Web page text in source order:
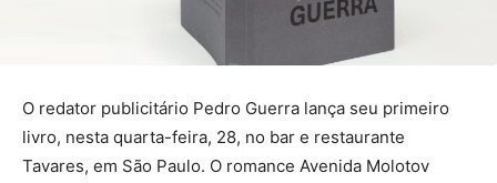
O redator publicitário Pedro Guerra lança seu primeiro
livro, nesta quarta-feira, 28, no bar e restaurante
Tavares, em São Paulo. O romance Avenida Molotov